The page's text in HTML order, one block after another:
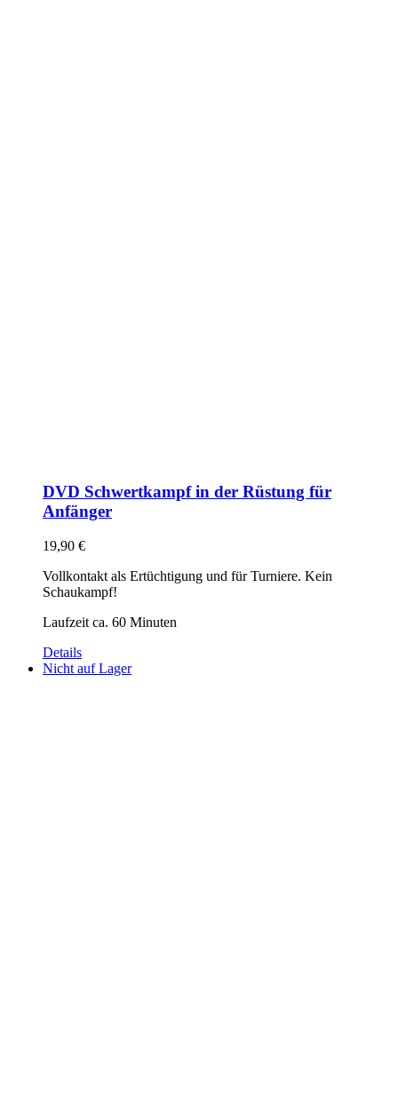
DVD Schwertkampf in der Rüstung für
Anfänger
19,90 €
Vollkontakt als Ertüchtigung und für Turniere. Kein
Schaukampf!
Laufzeit ca. 60 Minuten
Details
Nicht auf Lager